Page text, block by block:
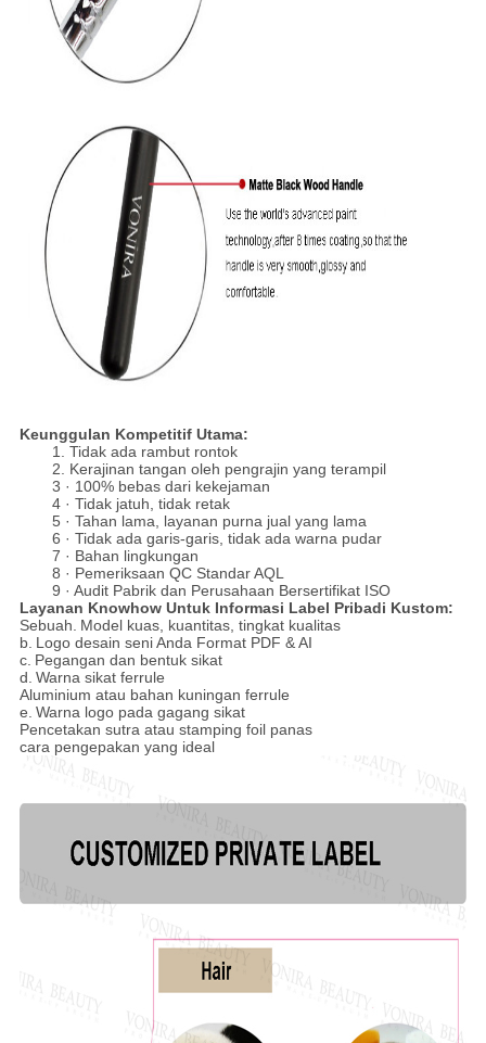
Keunggulan Kompetitif Utama:
1. Tidak ada rambut rontok
2. Kerajinan tangan oleh pengrajin yang terampil
3 · 100% bebas dari kekejaman
4 · Tidak jatuh, tidak retak
5 · Tahan lama, layanan purna jual yang lama
6 · Tidak ada garis-garis, tidak ada warna pudar
7 · Bahan lingkungan
8 · Pemeriksaan QC Standar AQL
9 · Audit Pabrik dan Perusahaan Bersertifikat ISO
Layanan Knowhow Untuk Informasi Label Pribadi Kustom:
Sebuah. Model kuas, kuantitas, tingkat kualitas
b. Logo desain seni Anda Format PDF & AI
c. Pegangan dan bentuk sikat
d. Warna sikat ferrule
Aluminium atau bahan kuningan ferrule
e. Warna logo pada gagang sikat
Pencetakan sutra atau stamping foil panas
cara pengepakan yang ideal